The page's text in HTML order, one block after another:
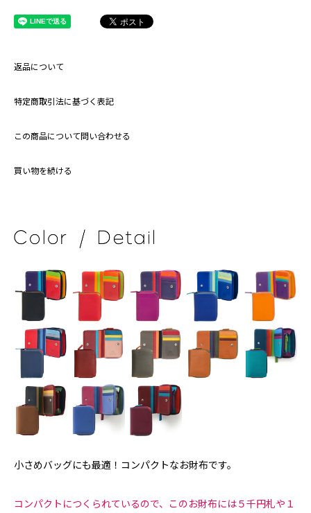
返品について
特定商取引法に基づく表記
この商品について問い合わせる
買い物を続ける
小さめバッグにも最適！コンパクトなお財布です。
コンパクトにつくられているので、このお財布には５千円札や１